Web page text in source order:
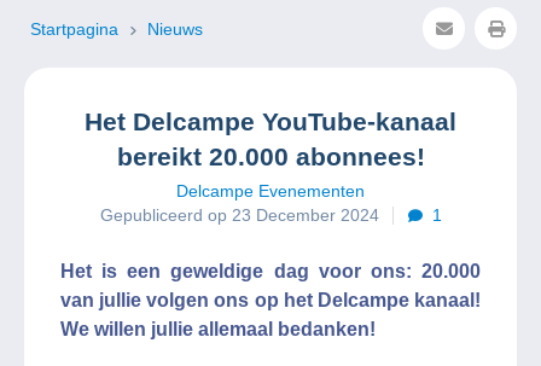
Startpagina Nieuws
Het Delcampe YouTube-kanaal
bereikt 20.000 abonnees!
Delcampe Evenementen
Gepubliceerd op 23 December 2024
1
Het is een geweldige dag voor ons: 20.000
van jullie volgen ons op het Delcampe kanaal!
We willen jullie allemaal bedanken!